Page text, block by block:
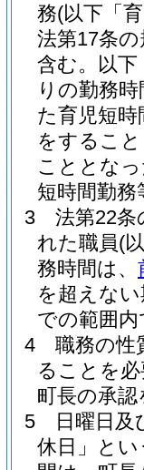
務(以下「
法第17条
含む。以下
りの勤務
た育児短
をするこ
こととな
短時間勤
3
法第22条
れた職員(
務時間は、
を超えな
での範囲
4
職務の性
ることを
町長の承
5
日曜日及
休日」とい